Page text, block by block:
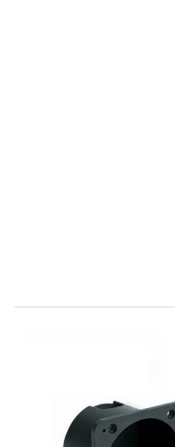
Incl. BTW
€ 16,34